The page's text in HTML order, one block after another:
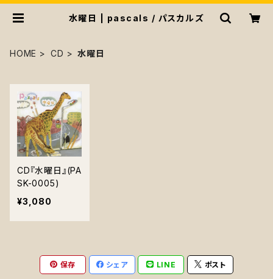
水曜日 | pascals / パスカルズ
HOME CD 水曜日
CD『水曜日』(PA
SK-0005)
¥3,080
保存 シェア LINE ポスト